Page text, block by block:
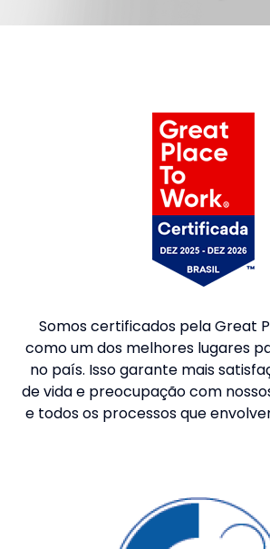
Somos certificados pela Great
como um dos melhores lugares
no país. Isso garante mais
de vida e preocupação com
e todos os processos que